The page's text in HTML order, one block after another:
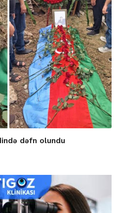
dəfn olundu